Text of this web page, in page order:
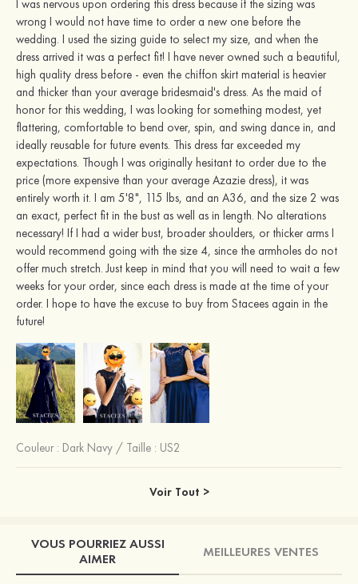
I was nervous upon ordering this dress because if the sizing was
wrong I would not have time to order a new one before the
wedding. I used the sizing guide to select my size, and when the
dress arrived it was a perfect fit! I have never owned such a beautiful,
high quality dress before - even the chiffon skirt material is heavier
and thicker than your average bridesmaid's dress. As the maid of
honor for this wedding, I was looking for something modest, yet
flattering, comfortable to bend over, spin, and swing dance in, and
ideally reusable for future events. This dress far exceeded my
expectations. Though I was originally hesitant to order due to the
price (more expensive than your average Azazie dress), it was
entirely worth it. I am 5'8", 115 lbs, and an A36, and the size 2 was
an exact, perfect fit in the bust as well as in length. No alterations
necessary! If I had a wider bust, broader shoulders, or thicker arms I
would recommend going with the size 4, since the armholes do not
offer much stretch. Just keep in mind that you will need to wait a few
weeks for your order, since each dress is made at the time of your
order. I hope to have the excuse to buy from Stacees again in the
future!
Couleur : Dark Navy / Taille : US2
Voir Tout >
VOUS POURRIEZ AUSSI
AIMER
MEILLEURES VENTES